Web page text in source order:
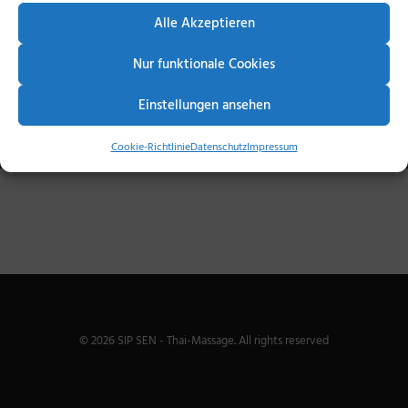
Alle Akzeptieren
Nur funktionale Cookies
Einstellungen ansehen
Cookie-RichtlinieDatenschutzImpressum
© 2026 SIP SEN - Thai-Massage. All rights reserved